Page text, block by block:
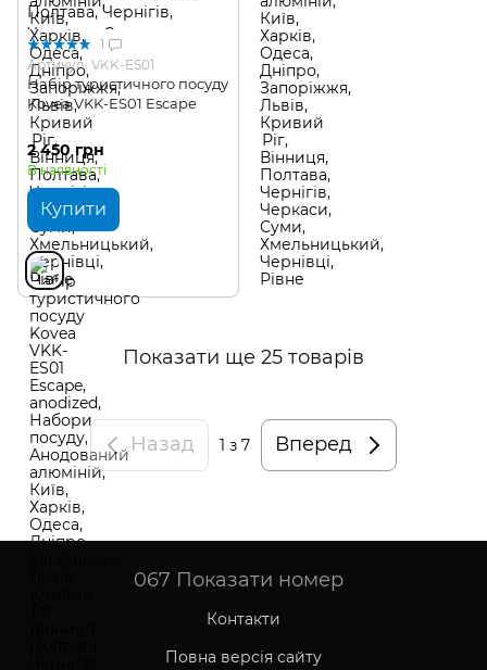
1
Артикул: VKK-ES01
Набір туристичного посуду
Kovea VKK-ES01 Escape
2 450 грн
В наявності
Купити
Показати ще 25 товарів
Назад 1 з 7 Вперед
067 Показати номер
Контакти
Повна версія сайту